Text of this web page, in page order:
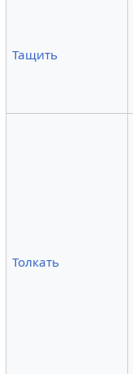
Тащить
Толкать